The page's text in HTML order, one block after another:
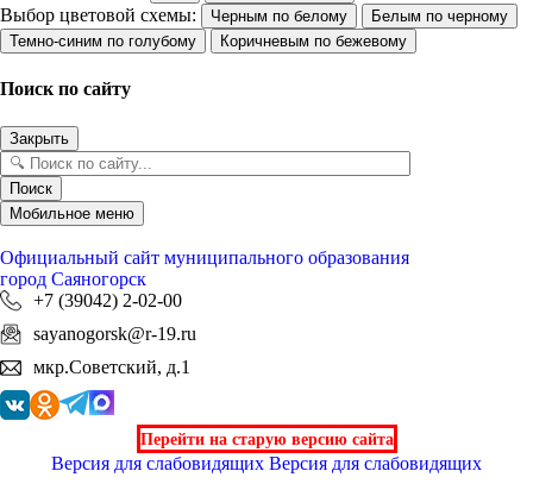
Выбор цветовой схемы: Черным по белому
Белым по черному
Темно-синим по голубому
Коричневым по бежевому
Поиск по сайту
Закрыть
Поиск
Мобильное меню
Официальный сайт муниципального образования
город Саяногорск
+7 (39042) 2-02-00
sayanogorsk@r-19.ru
мкр.Советский, д.1
Перейти на старую версию сайта
Версия для слабовидящих Версия для слабовидящих